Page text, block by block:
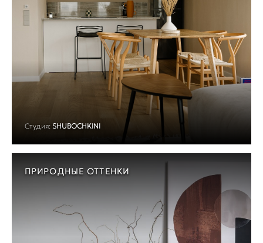
Студия: SHUBOCHKINI
ПРИРОДНЫЕ ОТТЕНКИ